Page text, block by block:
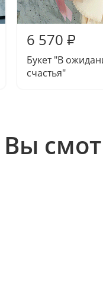
6 570 ₽
Букет "В
счастья"
Вы